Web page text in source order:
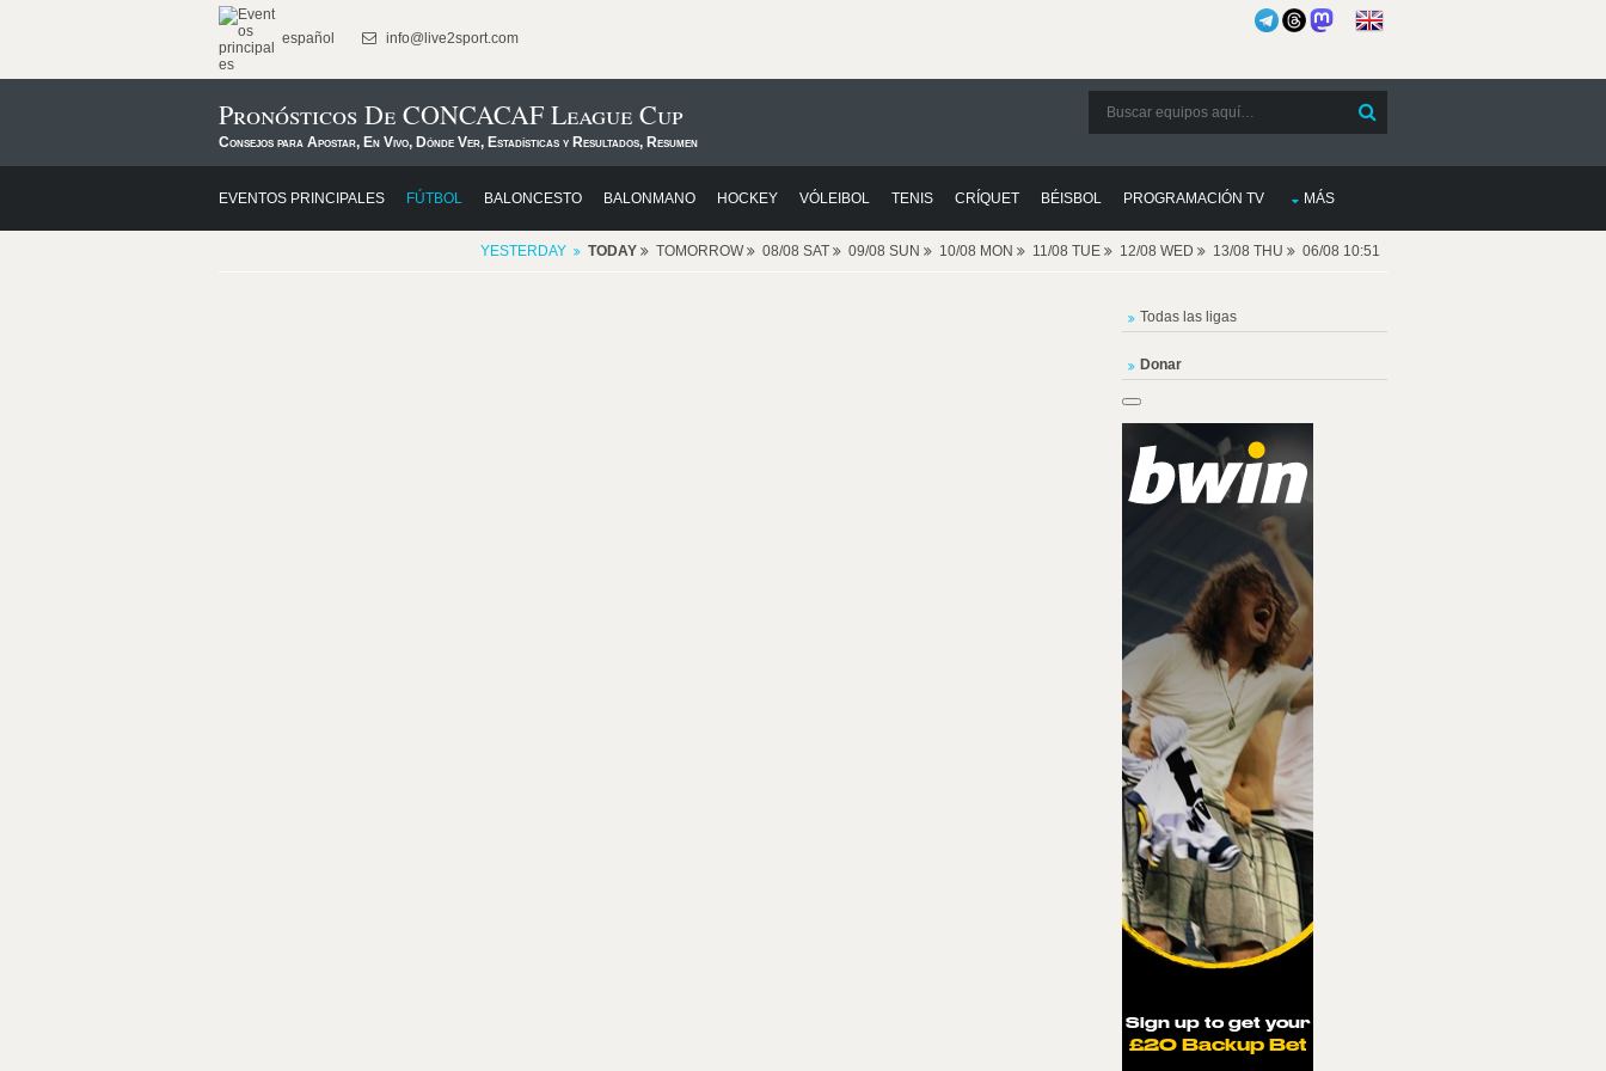
español info@live2sport.com
Pronósticos De CONCACAF League Cup
Consejos para Apostar, En Vivo, Dónde Ver, Estadísticas y Resultados, Resumen
EVENTOS PRINCIPALES FÚTBOL BALONCESTO BALONMANO HOCKEY VÓLEIBOL TENIS CRÍQUET BÉISBOL PROGRAMACIÓN TV MÁS
YESTERDAY TODAY TOMORROW 08/08 SAT 09/08 SUN 10/08 MON 11/08 TUE 12/08 WED 13/08 THU 06/08 10:51
Todas las ligas
Donar